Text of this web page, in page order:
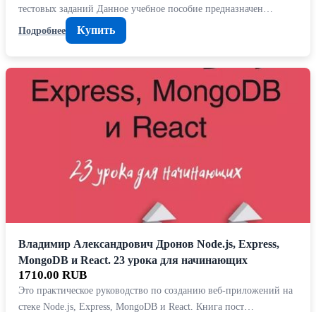
тестовых заданий Данное учебное пособие предназначен…
Подробнее
Купить
Владимир Александрович Дронов Node.js, Express,
MongoDB и React. 23 урока для начинающих
1710.00 RUB
Это практическое руководство по созданию веб-приложений на
стеке Node.js, Express, MongoDB и React. Книга пост…